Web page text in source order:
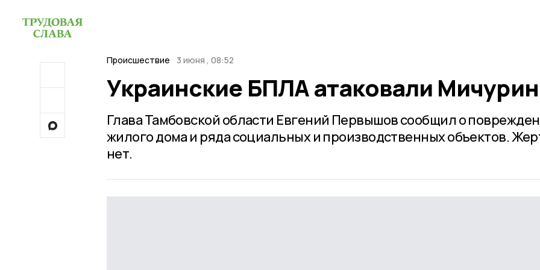
Происшествие 3 июня , 08:52
Украинские БПЛА атаковали
Глава Тамбовской области Евгений Первышов сообщил о
жилого дома и ряда социальных и производственных объектов.
нет.